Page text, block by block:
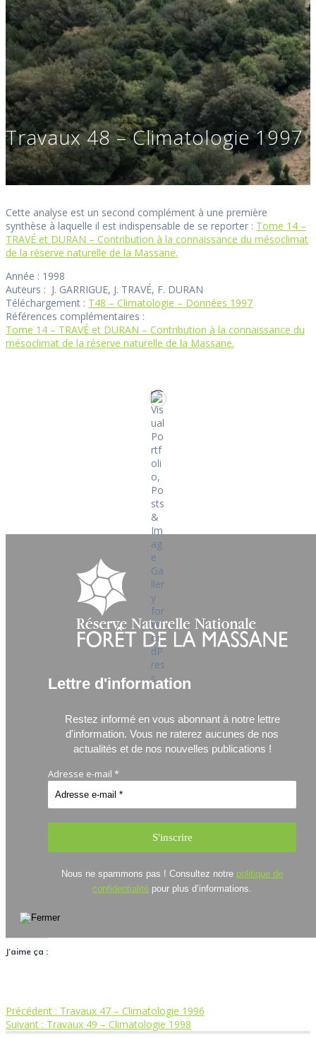
Travaux 48 – Climatologie 1997
Cette analyse est un second complément à une première
synthèse à laquelle il est indispensable de se reporter : Tome 14 –
TRAVÉ et DURAN – Contribution à la connaissance du mésoclimat
de la réserve naturelle de la Massane.
Année : 1998
Auteurs : J. GARRIGUE, J. TRAVÉ, F. DURAN
Téléchargement : T48 – Climatologie – Données 1997
Références complémentaires :
Tome 14 – TRAVÉ et DURAN – Contribution à la connaissance du
mésoclimat de la réserve naturelle de la Massane.
Lettre d'information
Restez informé en vous abonnant à notre lettre
d'information. Vous ne raterez aucunes de nos
actualités et de nos nouvelles publications !
Adresse e-mail *
Nous ne spammons pas ! Consultez notre politique de
confidentialité pour plus d’informations.
J’aime ça :
Navigation
Précédent : Article
précédent
Travaux 47 – Climatologie 1996
Suivant : Article
Travaux 49 – Climatologie 1998